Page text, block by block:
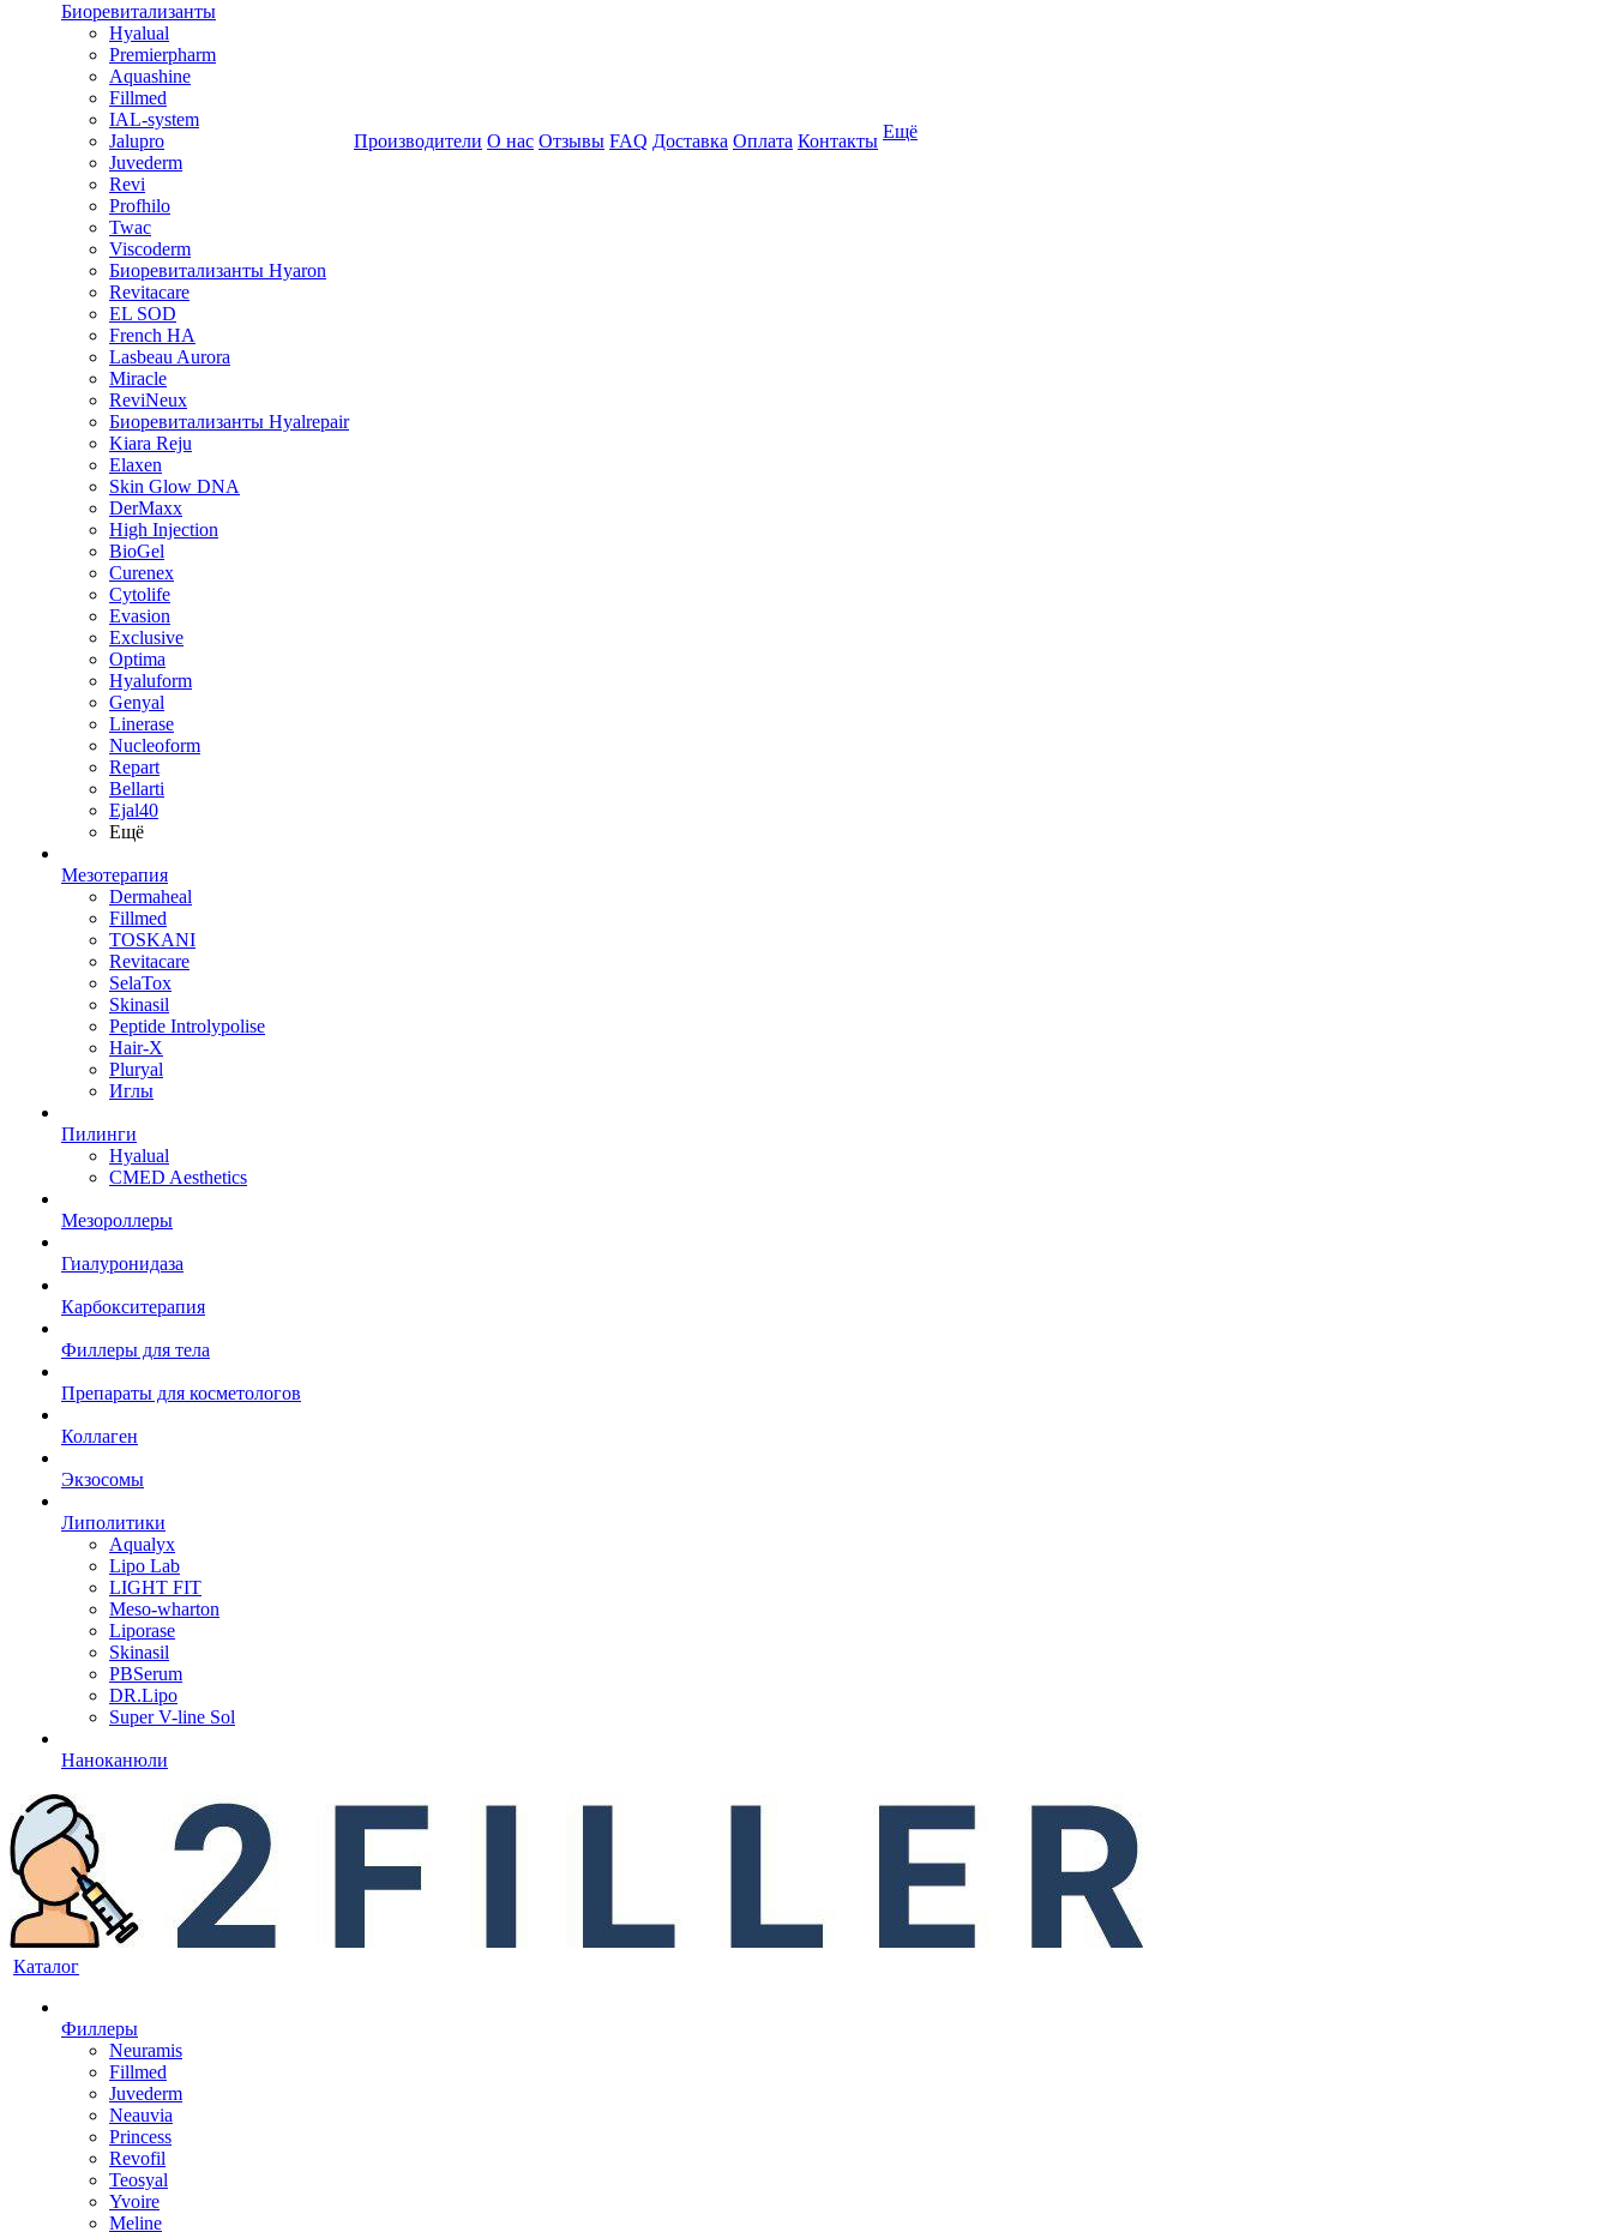
Биоревитализанты
Hyalual
Premierpharm
Aquashine
Fillmed
IAL-system
Jalupro
Juvederm
Revi
Profhilo
Twac
Viscoderm
Биоревитализанты Hyaron
Revitacare
EL SOD
French HA
Lasbeau Aurora
Miracle
ReviNeux
Биоревитализанты Hyalrepair
Kiara Reju
Elaxen
Skin Glow DNA
DerMaxx
High Injection
BioGel
Curenex
Cytolife
Evasion
Exclusive
Optima
Hyaluform
Genyal
Linerase
Nucleoform
Repart
Bellarti
Ejal40
Ещё
Мезотерапия
Dermaheal
Fillmed
TOSKANI
Revitacare
SelaTox
Skinasil
Peptide Introlypolise
Hair-X
Pluryal
Иглы
Пилинги
Hyalual
CMED Aesthetics
Мезороллеры
Гиалуронидаза
Карбокситерапия
Филлеры для тела
Препараты для косметологов
Коллаген
Экзосомы
Липолитики
Aqualyx
Lipo Lab
LIGHT FIT
Meso-wharton
Liporase
Skinasil
PBSerum
DR.Lipo
Super V-line Sol
Наноканюли
Производители О нас Отзывы FAQ Доставка Оплата Контакты Ещё
Каталог
Филлеры
Neuramis
Fillmed
Juvederm
Neauvia
Princess
Revofil
Teosyal
Yvoire
Meline